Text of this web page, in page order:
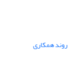
روند همکاری